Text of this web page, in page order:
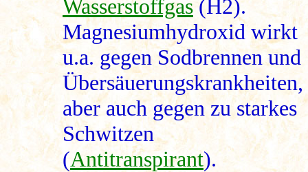
Wasserstoffgas(H2).
Magnesiumhydroxid wirkt
u.a. gegen Sodbrennen und
Übersäuerungskrankheiten,
aber auch gegen zu starkes
Schwitzen
(Antitranspirant).